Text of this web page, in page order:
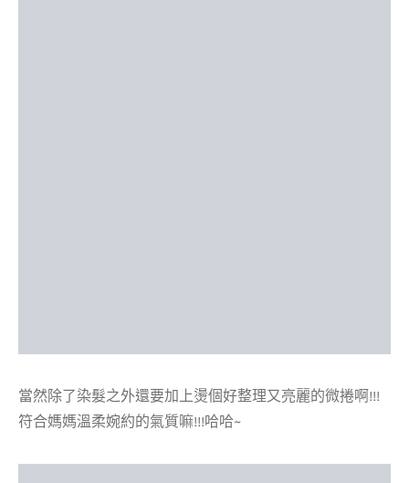
當然除了染髮之外還要加上燙個好整理又亮麗的微捲啊!!!
符合媽媽溫柔婉約的氣質嘛!!!哈哈~